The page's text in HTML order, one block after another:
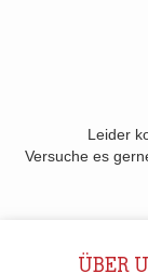
Leider
Versuche es
ÜBER